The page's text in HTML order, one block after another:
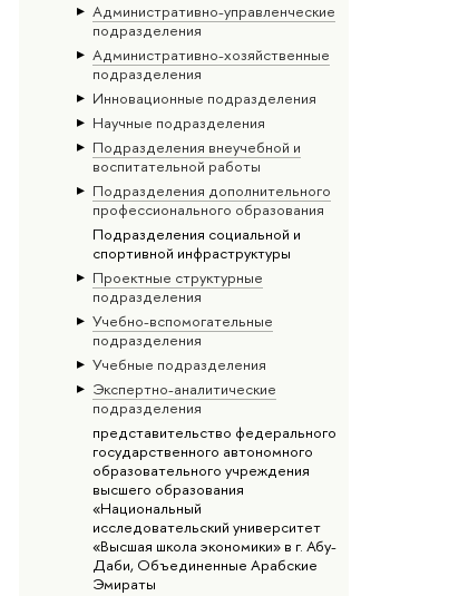
Административно-управленческие
подразделения
Административно-хозяйственные
подразделения
Инновационные подразделения
Научные подразделения
Подразделения внеучебной и
воспитательной работы
Подразделения дополнительного
профессионального образования
Подразделения социальной и
спортивной инфраструктуры
Проектные структурные
подразделения
Учебно-вспомогательные
подразделения
Учебные подразделения
Экспертно-аналитические
подразделения
представительство федерального
государственного автономного
образовательного учреждения
высшего образования
«Национальный
исследовательский университет
«Высшая школа экономики» в г. Абу-
Даби, Объединенные Арабские
Эмираты